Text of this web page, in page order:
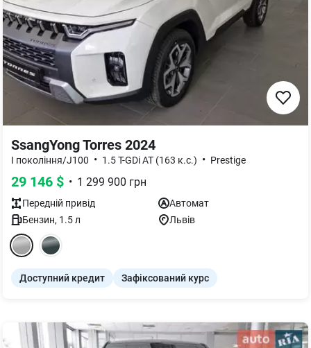
SsangYong Torres 2024
I покоління/J100 • 1.5 T-GDi AT (163 к.с.) • Prestige
29 146 $ • 1 299 900 грн
Передній привід
Автомат
Бензин, 1.5л Львів
Доступний кредит Зафіксований курс